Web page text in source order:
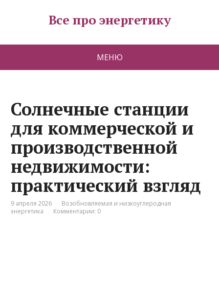
Все про энергетику
МЕНЮ
Солнечные станции
для коммерческой и
производственной
недвижимости:
практический взгляд
9 апреля 2026
Возобновляемая и низкоуглеродная
энергетика
Комментарии: 0